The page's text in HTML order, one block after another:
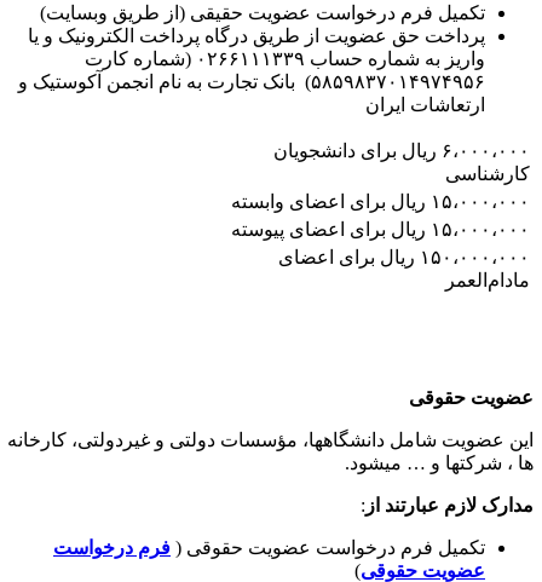
تکمیل فرم درخواست عضویت حقیقی (از طریق وبسایت)
پرداخت حق عضویت از طریق درگاه پرداخت الکترونیک و یا
واریز به شماره حساب ۰۲۶۶۱۱۱۳۳۹ (شماره کارت
۵۸۵۹۸۳۷۰۱۴۹۷۴۹۵۶) بانک تجارت به نام انجمن آکوستیک و
ارتعاشات ایران
۶،۰۰۰،۰۰۰ ریال برای دانشجویان
ریال برای اعضای وابسته
ریال برای اعضای پیوسته
۱۵۰،۰۰۰،۰۰۰ ریال برای اعضای
حقوقی
عضویت شامل دانشگاهها، مؤسسات دولتی و غیردولتی، کارخانه
، شرکتها و … میشود.
لازم عبارتند از
تکمیل فرم درخواست عضویت حقوقی ( فرم درخواست
عضویت حقوقی)